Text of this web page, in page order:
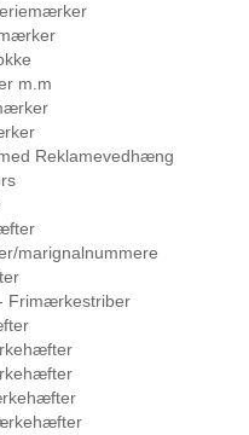
m.m
Reklamevedhæng
marignalnummere
Frimærkestriber